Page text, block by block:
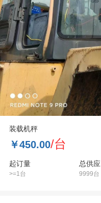
装载机秤
￥450.00/台
起订量
>=1台
总供应
9999台